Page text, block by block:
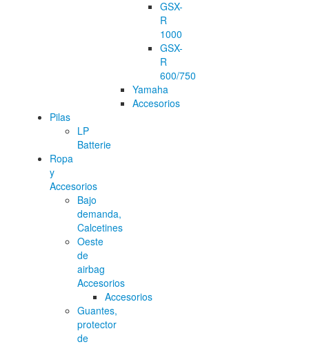
GSX-
R
1000
GSX-
R
600/750
Yamaha
Accesorios
Pilas
LP
Batterie
Ropa
y
Accesorios
Bajo
demanda,
Calcetines
Oeste
de
airbag
Accesorios
Accesorios
Guantes,
protector
de